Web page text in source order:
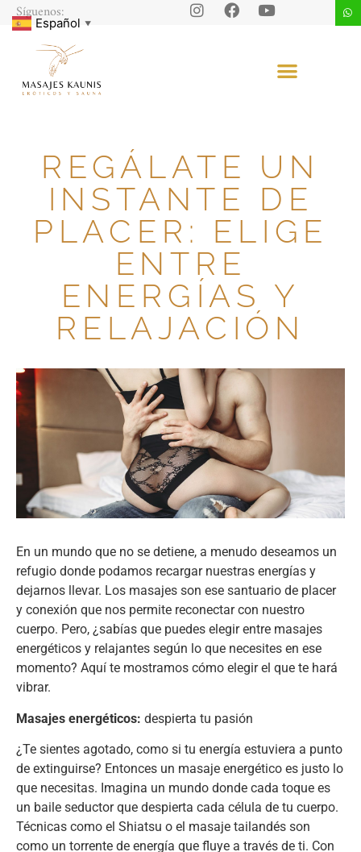
Síguenos:
REGÁLATE UN
INSTANTE DE
PLACER: ELIGE
ENTRE
ENERGÍAS Y
RELAJACIÓN
En un mundo que no se detiene, a menudo deseamos un
refugio donde podamos recargar nuestras energías y
dejarnos llevar. Los masajes son ese santuario de placer
y conexión que nos permite reconectar con nuestro
cuerpo. Pero, ¿sabías que puedes elegir entre masajes
energéticos y relajantes según lo que necesites en ese
momento? Aquí te mostramos cómo elegir el que te hará
vibrar.
Masajes energéticos: despierta tu pasión
¿Te sientes agotado, como si tu energía estuviera a punto
de extinguirse? Entonces un masaje energético es justo lo
que necesitas. Imagina un mundo donde cada toque es
un baile seductor que despierta cada célula de tu cuerpo.
Técnicas como el Shiatsu o el masaje tailandés son
como un torrente de energía que fluye a través de ti. Con
Español ▼